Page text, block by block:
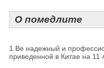
О помедлите
1.Ве надежный и
приведенной в Китае на 11